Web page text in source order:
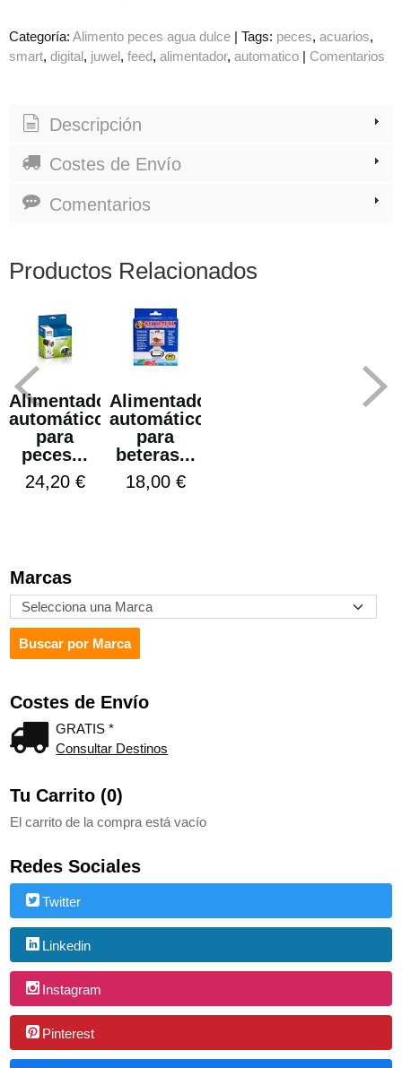
Marcas
Costes de Envío
GRATIS *
Consultar Destinos
Tu Carrito (0)
El carrito de la compra está vacío
Redes Sociales
Twitter
Linkedin
Instagram
Pinterest
Categoría: Alimento peces agua dulce | Tags: peces acuarios
smart digital juwel feed alimentador automatico | Comentarios
Descripción
Costes de Envío
Comentarios
Productos Relacionados
Alimentador
automático
para
peces...
24,20 €
Alimentador
automático
para
beteras...
18,00 €